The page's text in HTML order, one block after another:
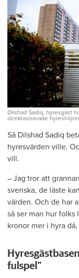
Dilshad Sadiq, hyresgäst
direktaviserade
Så Dilshad Sadiq
hyresvärden ville.
vill.
– Jag tror att
svenska, de ­läste
värden. Och de har
så ser man hur folks
kronor mer i hyra
fulspel”